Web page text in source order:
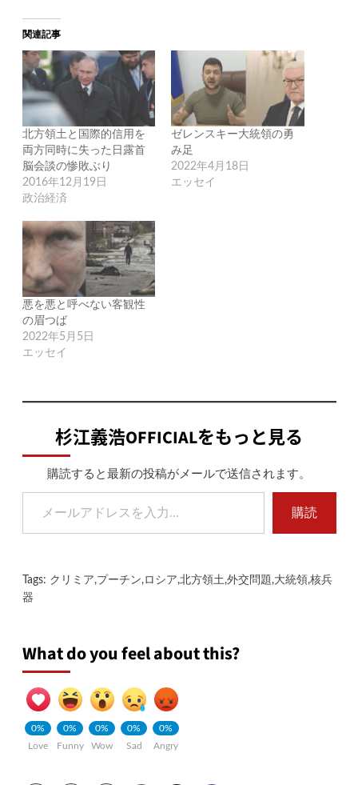
関連記事
北方領土と国際的信用を
両方同時に失った日露首
脳会談の惨敗ぶり
2016年12月19日
政治経済
ゼレンスキー大統領の勇
み足
2022年4月18日
エッセイ
悪を悪と呼べない客観性
の眉つば
2022年5月5日
エッセイ
杉江義浩OFFICIALをもっと見る
購読すると最新の投稿がメールで送信されます。
メールアドレスを入力...
購読
Tags: クリミア,プーチン,ロシア,北方領土,外交問題,大統領,核兵
器
What do you feel about this?
0%
Love
0%
Funny
0%
Wow
0%
Sad
0%
Angry